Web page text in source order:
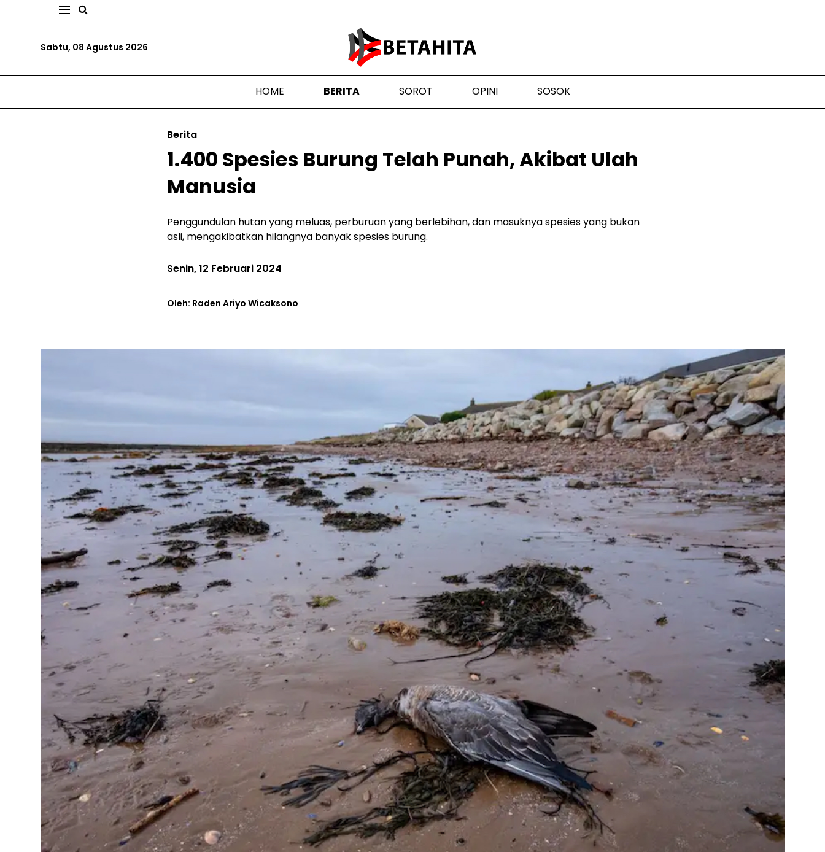
Sabtu, 08 Agustus 2026
HOME BERITA SOROT OPINI SOSOK
Berita
1.400 Spesies Burung Telah Punah, Akibat Ulah
Manusia
Penggundulan hutan yang meluas, perburuan yang berlebihan, dan masuknya spesies yang bukan
asli, mengakibatkan hilangnya banyak spesies burung.
Senin, 12 Februari 2024
Oleh: Raden Ariyo Wicaksono